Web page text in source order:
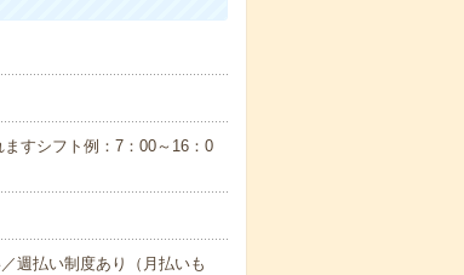
すシフト例：7：00～16：0
払い制度あり（月払いも